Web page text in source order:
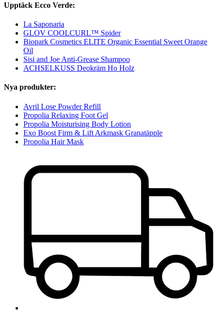
Upptäck Ecco Verde:
La Saponaria
GLOV COOLCURL™ Spider
Biopark Cosmetics ELITE Organic Essential Sweet Orange
Oil
Sisi and Joe Anti-Grease Shampoo
ACHSELKUSS Deokräm Ho Holz
Nya produkter:
Avril Lose Powder Refill
Propolia Relaxing Foot Gel
Propolia Moisturising Body Lotion
Exo Boost Firm & Lift Arkmask Granatäpple
Propolia Hair Mask